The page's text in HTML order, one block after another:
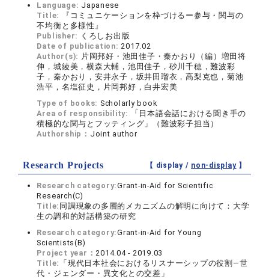
Language: Japanese
Title:
『コミュニケーションを枠づけるー参与・関与の
不均衡と多様性』
Publisher: くろしお出版
Date of publication:2017.02
Author(s): 片岡邦好・池田佳子・秦かおり（編）増田将
伸，城綾美，横森大輔，池田佳子，砂川千穂，難波彩
子，秦かおり，安井永子，坂井田瑠衣，高梨克也，菊池
浩平，名塩征史，片岡邦好，白井宏美
Type of books: Scholarly book
Area of responsibility:
「日本語会話における聞き手の
積極的な関与とフッティング」（難波彩子担当）
Authorship： Joint author
Research Projects 【 display / non-display】
Research category:Grant-in-Aid for Scientific
Research(C)
Title: 同調現象の多層的メカニズムの解明に向けて：大学
生の調和的対話構築の研究
Research category:Grant-in-Aid for Young
Scientists(B)
Project year：2014.04 - 2019.03
Title: 「現代日本社会におけるリスナーシップの役割—世
代・ジェンダー・異文化との交差」